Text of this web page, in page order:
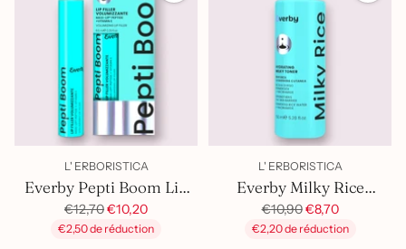
L' ERBORISTICA
Everby Pepti Boom Lip
Filler Volumizzante
Prix
habituel
€12,70€10,20
€2,50 de réduction
L' ERBORISTICA
Everby Milky Rice
Hydrating Milk Toner
Prix
habituel
€10,90€8,70
€2,20 de réduction